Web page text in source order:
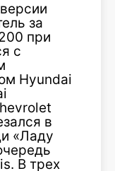
за
при
с
Hyundai
в
«Ладу
В трех